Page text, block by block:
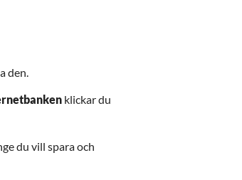
den.
klickar du
du vill spara och